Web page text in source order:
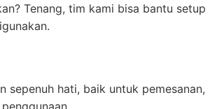
Tenang, tim kami bisa bantu setup
sepenuh hati, baik untuk pemesanan,